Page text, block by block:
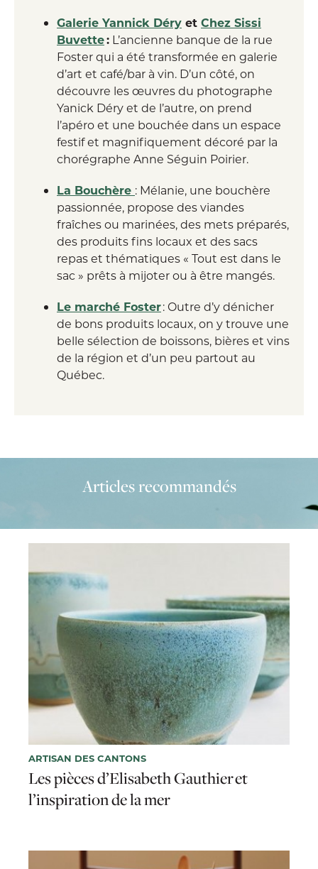
Galerie Yannick Déry et Chez Sissi
Buvette: L’ancienne banque de la rue
Foster qui a été transformée en galerie
d’art et café/bar à vin. D’un côté, on
découvre les œuvres du photographe
Yanick Déry et de l’autre, on prend
l’apéro et une bouchée dans un espace
festif et magnifiquement décoré par la
chorégraphe Anne Séguin Poirier.
La Bouchère : Mélanie, une bouchère
passionnée, propose des viandes
fraîches ou marinées, des mets préparés,
des produits fins locaux et des sacs
repas et thématiques « Tout est dans le
sac » prêts à mijoter ou à être mangés.
Le marché Foster: Outre d’y dénicher
de bons produits locaux, on y trouve une
belle sélection de boissons, bières et vins
de la région et d’un peu partout au
Québec.
Articles recommandés
ARTISAN DES CANTONS
Les pièces d’Elisabeth Gauthier et
l’inspiration de la mer